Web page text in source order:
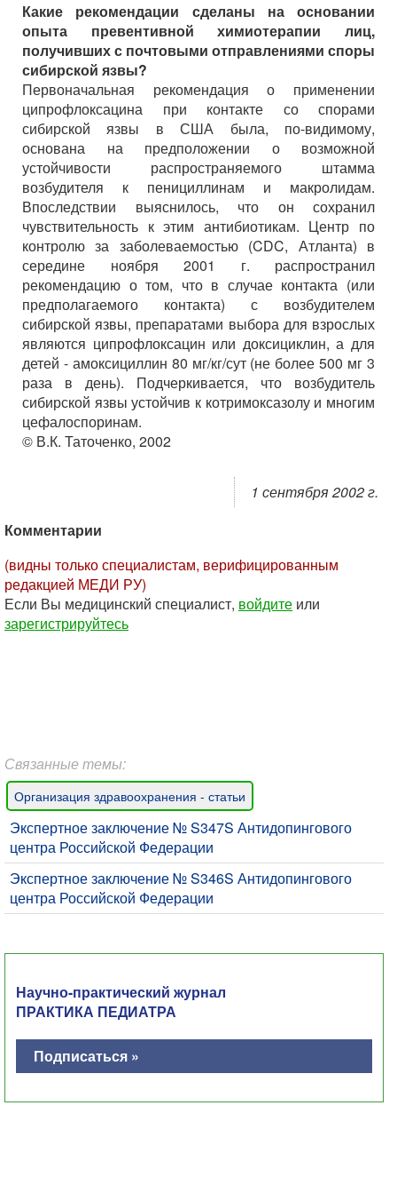
Какие рекомендации сделаны на основании
опыта превентивной химиотерапии лиц,
получивших с почтовыми отправлениями споры
сибирской язвы?
Первоначальная рекомендация о применении
ципрофлоксацина при контакте со спорами
сибирской язвы в США была, по-видимому,
основана на предположении о возможной
устойчивости распространяемого штамма
возбудителя к пенициллинам и макролидам.
Впоследствии выяснилось, что он сохранил
чувствительность к этим антибиотикам. Центр по
контролю за заболеваемостью (CDC, Атланта) в
середине ноября 2001 г. распространил
рекомендацию о том, что в случае контакта (или
предполагаемого контакта) с возбудителем
сибирской язвы, препаратами выбора для взрослых
являются ципрофлоксацин или доксициклин, а для
детей - амоксициллин 80 мг/кг/сут (не более 500 мг 3
раза в день). Подчеркивается, что возбудитель
сибирской язвы устойчив к котримоксазолу и многим
цефалоспоринам.
© В.К. Таточенко, 2002
1 сентября 2002 г.
Комментарии
(видны только специалистам, верифицированным
редакцией МЕДИ РУ)
Если Вы медицинский специалист, войдите или
зарегистрируйтесь
Связанные темы:
Организация здравоохранения - статьи
Экспертное заключение № S347S Антидопингового
центра Российской Федерации
Экспертное заключение № S346S Антидопингового
центра Российской Федерации
Научно-практический журнал
ПРАКТИКА ПЕДИАТРА
Подписаться »